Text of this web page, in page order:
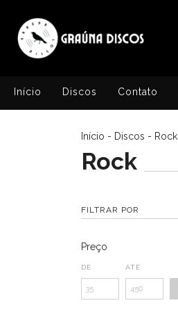
Início Discos Contato
Início - Discos - Rock
Rock
FILTRAR POR
Preço
DE ATÉ